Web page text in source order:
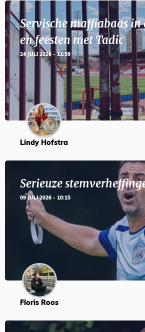
Servische maffiabaas
en feesten met Tadic
24 JULI 2026 - 11:59
Lindy Hofstra
Serieuze
09 JULI 2026 - 10:15
Floris Roos